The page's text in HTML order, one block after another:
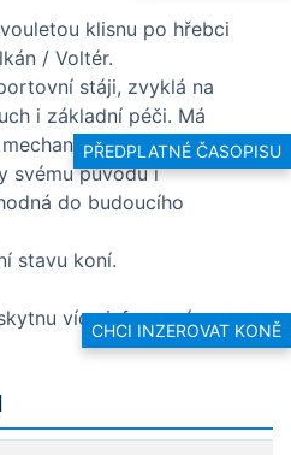
PŘEDPLATNÉ ČASOPISU
CHCI INZEROVAT KONĚ
klisnu po hřebci
/ Voltér.
stáji, zvyklá na
i základní péči. Má
pohybu a
svému původu i
do budoucího
stavu koní.
více informací,